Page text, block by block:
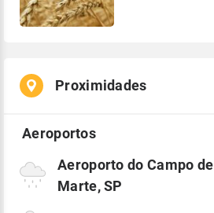
Proximidades
Aeroporto do Campo de
Marte, SP